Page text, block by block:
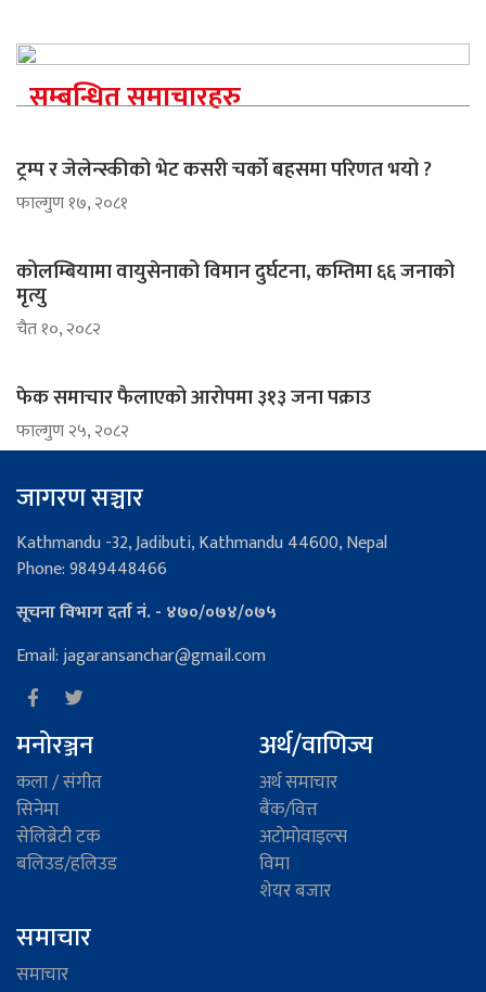
सम्बन्धित समाचारहरु
ट्रम्प र जेलेन्स्कीको भेट कसरी चर्को बहसमा परिणत भयो ?
फाल्गुण १७, २०८१
कोलम्बियामा वायुसेनाको विमान दुर्घटना, कम्तिमा ६६ जनाको
मृत्यु
चैत १०, २०८२
फेक समाचार फैलाएको आरोपमा ३१३ जना पक्राउ
फाल्गुण २५, २०८२
जागरण सञ्चार
Kathmandu -32, Jadibuti, Kathmandu 44600, Nepal
Phone: 9849448466
सूचना विभाग दर्ता नं. - ४७०/०७४/०७५
Email: jagaransanchar@gmail.com
मनोरञ्जन
कला / संगीत
सिनेमा
सेलिब्रेटी टक
बलिउड/हलिउड
अर्थ/वाणिज्य
अर्थ समाचार
बैंक/वित्त
अटाेमाेवाइल्स
विमा
शेयर बजार
समाचार
समाचार